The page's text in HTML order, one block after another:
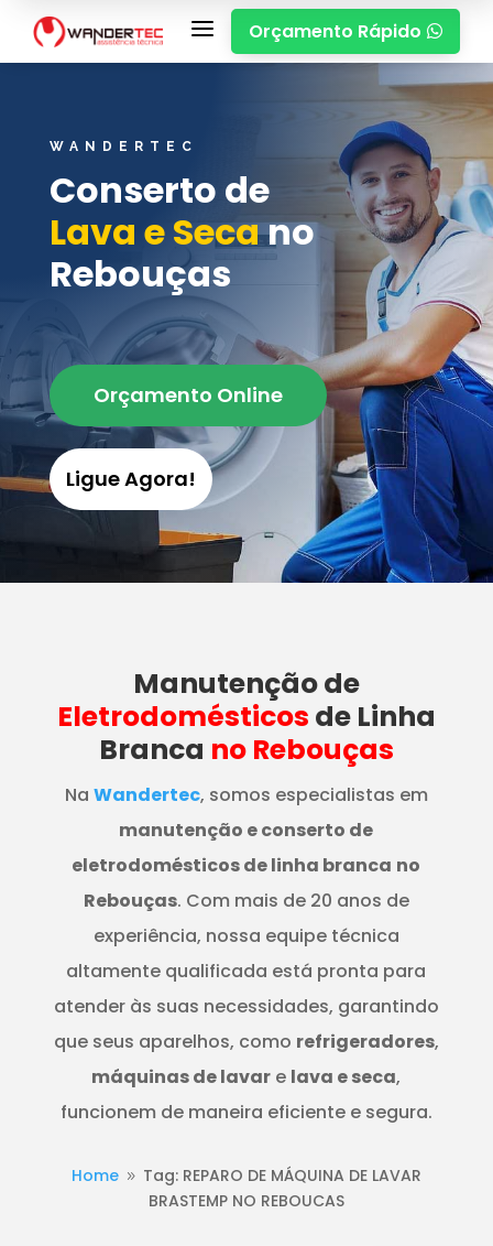
a Orçamento Rápido 
WANDERTEC
Conserto de
Lava e Secano
Rebouças
Orçamento Online
Ligue Agora!
Manutençãode
Eletrodomésticos de Linha
Branca no Rebouças
Na Wandertec, somos especialistas em
manutenção e conserto de
eletrodomésticos de linha branca no
Rebouças. Com mais de 20 anos de
experiência, nossa equipe técnica
altamente qualificada está pronta para
atender às suas necessidades, garantindo
que seus aparelhos, como refrigeradores,
máquinas de lavar e lava e seca,
funcionem de maneira eficiente e segura.
Home 9 Tag: REPARO DE MÁQUINA DE LAVAR
BRASTEMP NO REBOUCAS